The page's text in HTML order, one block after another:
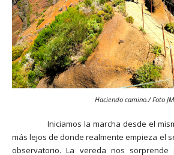
Haciendo camino./ Foto JM
Iniciamos la marcha desde el
más lejos de donde realmente empieza el
observatorio. La vereda nos sorprende